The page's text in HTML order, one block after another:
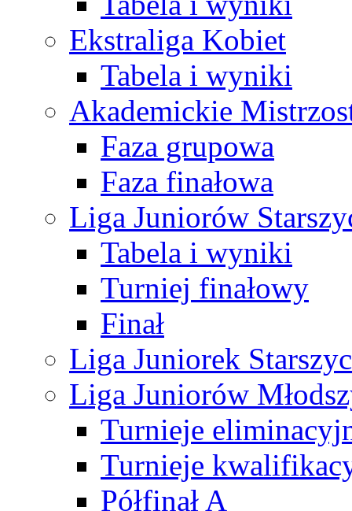
Ekstraliga Kobiet
Tabela i wyniki
Akademickie
Faza grupowa
Faza finałowa
Liga Juniorów
Tabela i wyniki
Turniej finałowy
Finał
Liga Juniorek
Liga Juniorów
Turnieje
Turnieje
Półfinał A